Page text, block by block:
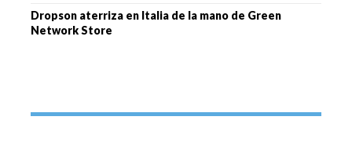
Dropson aterriza en Italia de la mano de Green
Network Store